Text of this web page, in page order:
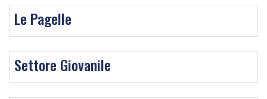
Le Pagelle
Settore Giovanile